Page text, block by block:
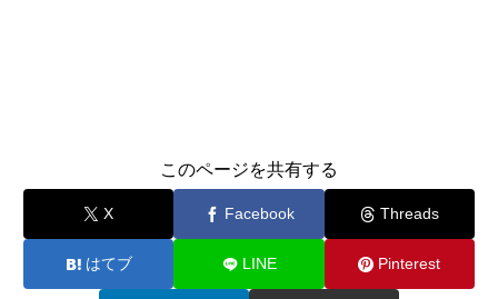
このページを共有する
X Facebook Threads
はてブ LINE Pinterest